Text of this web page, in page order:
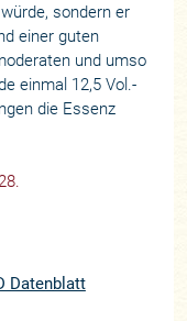
sondern er
einer guten
und umso
einmal 12,5 Vol.-
die Essenz
Datenblatt